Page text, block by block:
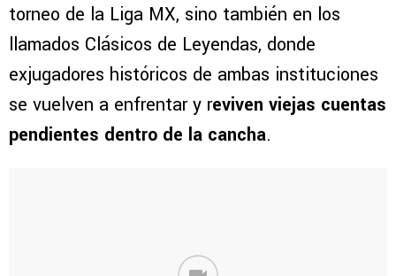
torneo de la Liga MX, sino también en los
llamados Clásicos de Leyendas, donde
exjugadores históricos de ambas instituciones
se vuelven a enfrentar y reviven viejas cuentas
pendientes dentro de la cancha.